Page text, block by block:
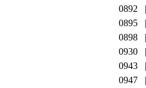
0892
0895
0898
0930
0943
0947